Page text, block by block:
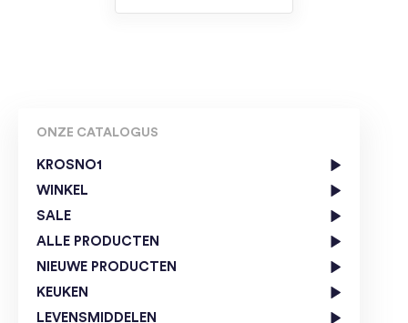
ONZE CATALOGUS
KROSNO1
WINKEL
SALE
ALLE PRODUCTEN
NIEUWE PRODUCTEN
KEUKEN
LEVENSMIDDELEN